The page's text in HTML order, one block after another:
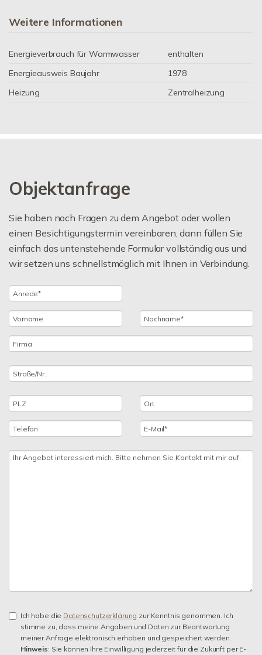
Weitere Informationen
Energieverbrauch für Warmwasser
enthalten
Energieausweis Baujahr
1978
Heizung
Zentralheizung
Objektanfrage
Sie haben noch Fragen zu dem Angebot oder wollen
einen Besichtigungstermin vereinbaren, dann füllen Sie
einfach das untenstehende Formular vollständig aus und
wir setzen uns schnellstmöglich mit Ihnen in Verbindung.
Ich habe die Datenschutzerklärung zur Kenntnis genommen. Ich
stimme zu, dass meine Angaben und Daten zur Beantwortung
meiner Anfrage elektronisch erhoben und gespeichert werden.
Hinweis: Sie können Ihre Einwilligung jederzeit für die Zukunft per E-